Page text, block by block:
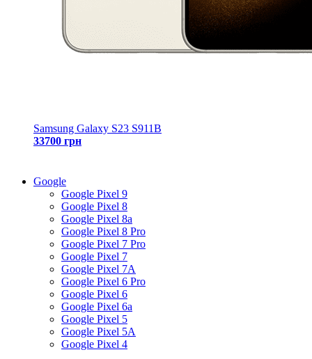
Samsung Galaxy S23 S911B
33700 грн
Google
Google Pixel 9
Google Pixel 8
Google Pixel 8a
Google Pixel 8 Pro
Google Pixel 7 Pro
Google Pixel 7
Google Pixel 7A
Google Pixel 6 Pro
Google Pixel 6
Google Pixel 6a
Google Pixel 5
Google Pixel 5A
Google Pixel 4